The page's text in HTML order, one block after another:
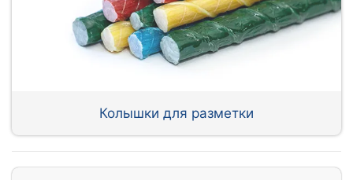
Колышки для разметки